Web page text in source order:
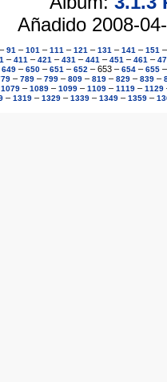
Añadido 2008-
– 91 – 101 – 111 – 121 – 131 – 141 – 151
– 411 – 421 – 431 – 441 – 451 – 461 –
649 – 650 – 651 – 652 – 653 – 654 – 655
– 789– 799– 809– 819– 829– 839–
1079– 1089– 1099– 1109– 1119– 1129
– 1319– 1329– 1339– 1349– 1359–